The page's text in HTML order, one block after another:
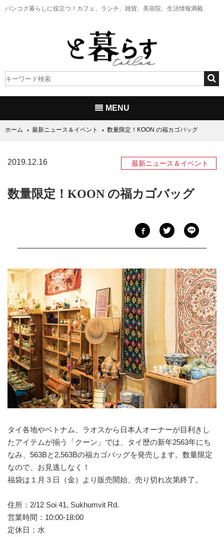
バンコク暮らしに役立つ！ カフェ、ランチ、雑貨、美容院、生活情報満載
MENU
ホーム 最新ニュース＆イベント 数量限定！KOON の福カゴバッグ
2019.12.16 最新ニュース＆イベント
数量限定！KOON の福カゴバッグ
タイ各地やベトナム、ラオスから日本人オーナーが目利きし
たアイテムが揃う「クーン」では、タイ歴の新年2563年にち
なみ、563Bと2,563Bの福カゴバッグを発売します。数量限定
なので、お見逃しなく！
福袋は１月３日（金）より販売開始、売り切れ次第終了。
住所：2/12 Soi 41, Sukhumvit Rd.
営業時間：10:00-18:00
定休日：水